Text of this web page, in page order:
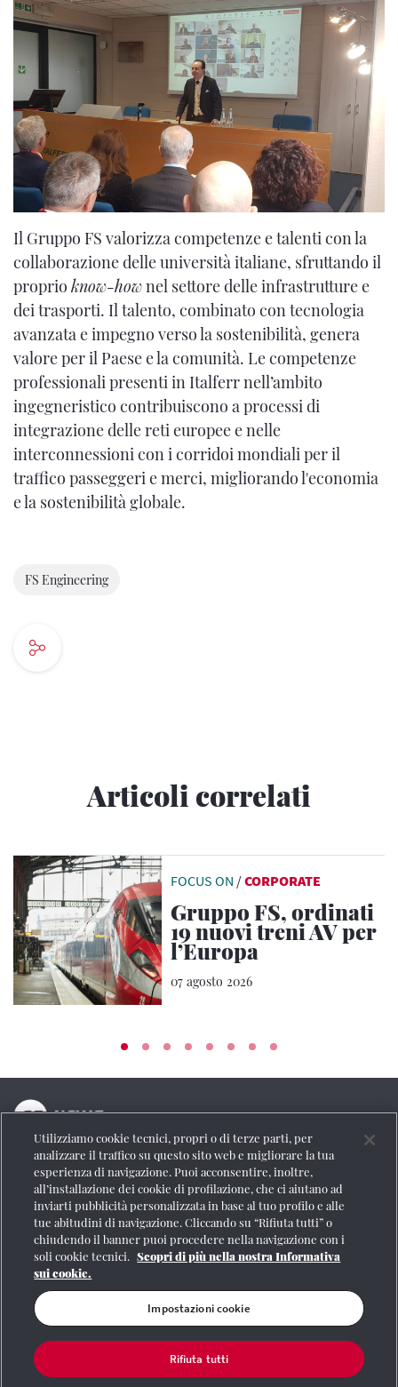
Il Gruppo FS valorizza competenze e talenti con la
collaborazione delle università italiane, sfruttando il
proprio know-hownel settore delle infrastrutture e
dei trasporti. Il talento, combinato con tecnologia
avanzata e impegno verso la sostenibilità, genera
valore per il Paese e la comunità. Le competenze
professionali presenti in Italferr nell’ambito
ingegneristico contribuiscono a processi di
integrazione delle reti europee e nelle
interconnessioni con i corridoi mondiali per il
traffico passeggeri e merci, migliorando l'economia
e la sostenibilità globale.
FS Engineering
Articoli correlati
FOCUS ON /CORPORATE
Gruppo FS, ordinati
19 nuovi treni AV per
l’Europa
07 agosto 2026
La testata online del Gruppo FS Italiane
Social
Se vuoi contattarci o avere altre informazioni
CONTATTI
Registrazione Tribunale di Roma n° 204/2009
Utilizziamo cookie tecnici, propri o di terze parti, per
analizzare il traffico su questo sito web e migliorare la tua
esperienza di navigazione. Puoi acconsentire, inoltre,
all’installazione dei cookie di profilazione, che ci aiutano ad
inviarti pubblicità personalizzata in base al tuo profilo e alle
tue abitudini di navigazione. Cliccando su “Rifiuta tutti” o
chiudendo il banner puoi procedere nella navigazione con i
soli cookie tecnici. Scopri di più nella nostra Informativa
sui cookie.
Impostazioni cookie
Rifiuta tutti